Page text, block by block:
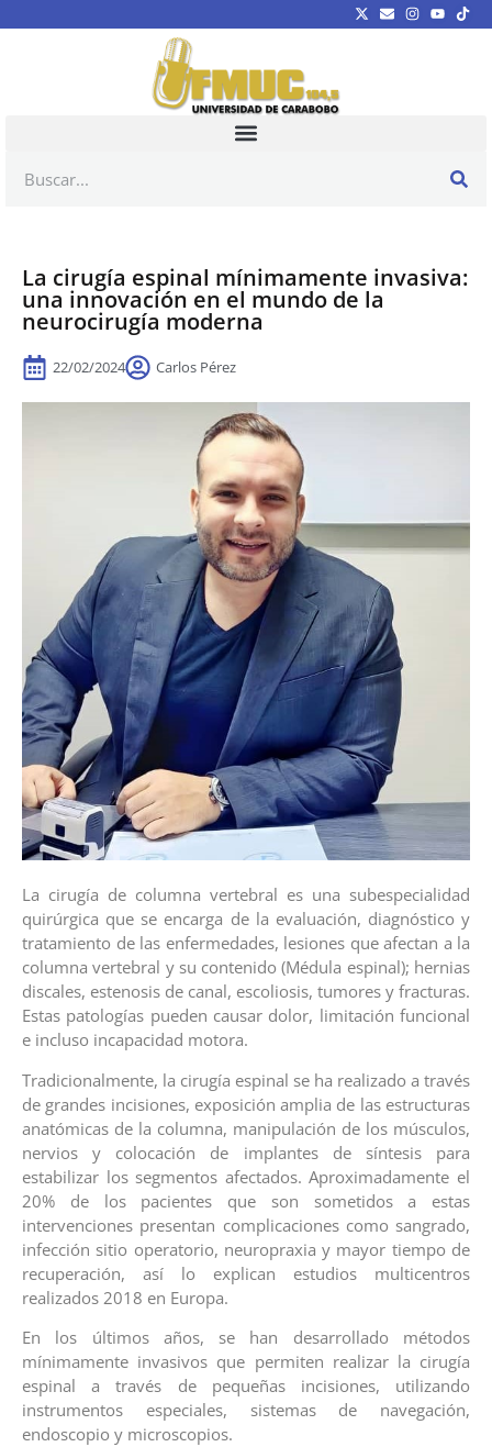
La cirugía espinal mínimamente invasiva:
una innovación en el mundo de la
neurocirugía moderna
22/02/2024 Carlos Pérez
La cirugía de columna vertebral es una subespecialidad
quirúrgica que se encarga de la evaluación, diagnóstico y
tratamiento de las enfermedades, lesiones que afectan a la
columna vertebral y su contenido (Médula espinal); hernias
discales, estenosis de canal, escoliosis, tumores y fracturas.
Estas patologías pueden causar dolor, limitación funcional
e incluso incapacidad motora.
Tradicionalmente, la cirugía espinal se ha realizado a través
de grandes incisiones, exposición amplia de las estructuras
anatómicas de la columna, manipulación de los músculos,
nervios y colocación de implantes de síntesis para
estabilizar los segmentos afectados. Aproximadamente el
20% de los pacientes que son sometidos a estas
intervenciones presentan complicaciones como sangrado,
infección sitio operatorio, neuropraxia y mayor tiempo de
recuperación, así lo explican estudios multicentros
realizados 2018 en Europa.
En los últimos años, se han desarrollado métodos
mínimamente invasivos que permiten realizar la cirugía
espinal a través de pequeñas incisiones, utilizando
instrumentos especiales, sistemas de navegación,
endoscopio y microscopios.